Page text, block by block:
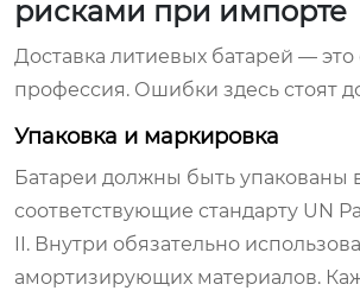
рисками при импорте
Доставка литиевых батарей — это
профессия. Ошибки здесь стоят
Упаковка и маркировка
Батареи должны быть упакованы
соответствующие стандарту UN
II. Внутри обязательно
амортизирующих материалов.